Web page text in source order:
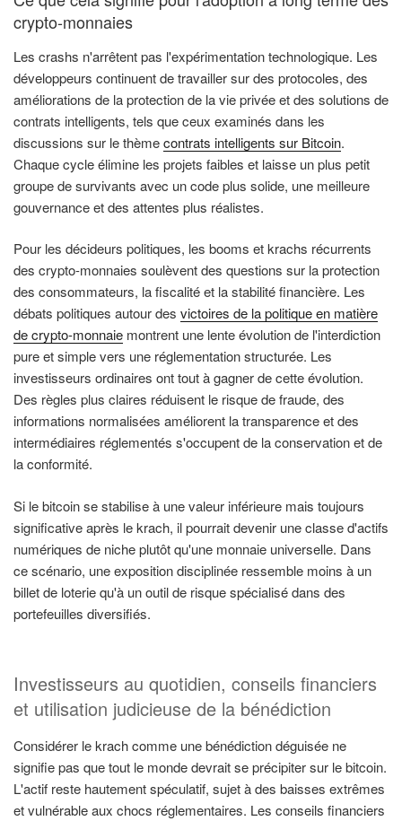
crypto-monnaies
Les crashs n'arrêtent pas l'expérimentation technologique. Les
développeurs continuent de travailler sur des protocoles, des
améliorations de la protection de la vie privée et des solutions de
contrats intelligents, tels que ceux examinés dans les
discussions sur le thèmecontrats intelligents sur Bitcoin.
Chaque cycle élimine les projets faibles et laisse un plus petit
groupe de survivants avec un code plus solide, une meilleure
gouvernance et des attentes plus réalistes.
Pour les décideurs politiques, les booms et krachs récurrents
des crypto-monnaies soulèvent des questions sur la protection
des consommateurs, la fiscalité et la stabilité financière. Les
débats politiques autour des victoires de la politique en matière
de crypto-monnaie montrent une lente évolution de l'interdiction
pure et simple vers une réglementation structurée. Les
investisseurs ordinaires ont tout à gagner de cette évolution.
Des règles plus claires réduisent le risque de fraude, des
informations normalisées améliorent la transparence et des
intermédiaires réglementés s'occupent de la conservation et de
la conformité.
Si le bitcoin se stabilise à une valeur inférieure mais toujours
significative après le krach, il pourrait devenir une classe d'actifs
numériques de niche plutôt qu'une monnaie universelle. Dans
ce scénario, une exposition disciplinée ressemble moins à un
billet de loterie qu'à un outil de risque spécialisé dans des
portefeuilles diversifiés.
Investisseurs au quotidien, conseils financiers
et utilisation judicieuse de la bénédiction
Considérer le krach comme une bénédiction déguisée ne
signifie pas que tout le monde devrait se précipiter sur le bitcoin.
L'actif reste hautement spéculatif, sujet à des baisses extrêmes
et vulnérable aux chocs réglementaires. Les conseils financiers